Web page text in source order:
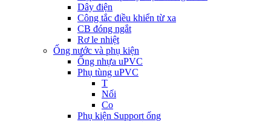
Dây điện
Công tắc điều khiển từ xa
CB đóng ngắt
Rơ le nhiệt
Ống nước và phụ kiện
Ống nhựa uPVC
Phụ tùng uPVC
T
Nối
Co
Phụ kiện Support ống